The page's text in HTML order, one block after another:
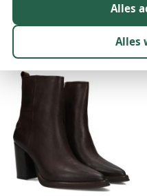
51 resultaten:
Alles
Alles